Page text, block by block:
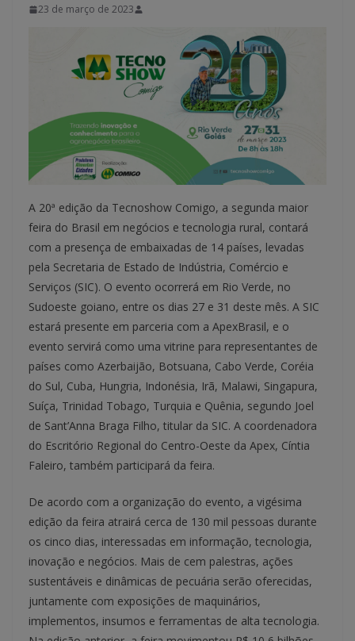
23 de março de 2023
A 20ª edição da Tecnoshow Comigo, a segunda maior
feira do Brasil em negócios e tecnologia rural, contará
com a presença de embaixadas de 14 países, levadas
pela Secretaria de Estado de Indústria, Comércio e
Serviços (SIC). O evento ocorrerá em Rio Verde, no
Sudoeste goiano, entre os dias 27 e 31 deste mês. A SIC
estará presente em parceria com a ApexBrasil, e o
evento servirá como uma vitrine para representantes de
países como Azerbaijão, Botsuana, Cabo Verde, Coréia
do Sul, Cuba, Hungria, Indonésia, Irã, Malawi, Singapura,
Suíça, Trinidad Tobago, Turquia e Quênia, segundo Joel
de Sant’Anna Braga Filho, titular da SIC. A coordenadora
do Escritório Regional do Centro-Oeste da Apex, Cíntia
Faleiro, também participará da feira.
De acordo com a organização do evento, a vigésima
edição da feira atrairá cerca de 130 mil pessoas durante
os cinco dias, interessadas em informação, tecnologia,
inovação e negócios. Mais de cem palestras, ações
sustentáveis e dinâmicas de pecuária serão oferecidas,
juntamente com exposições de maquinários,
implementos, insumos e ferramentas de alta tecnologia.